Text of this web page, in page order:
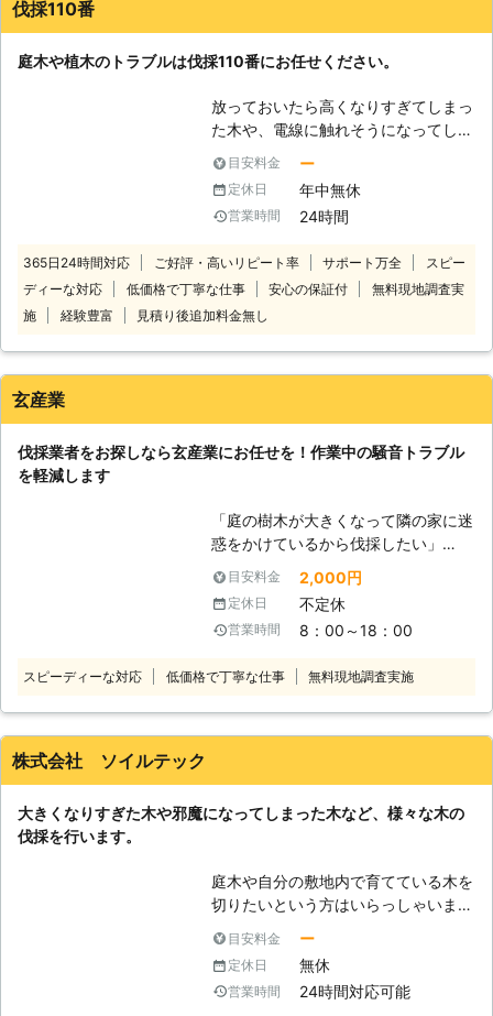
ので、ご安心ください。 伐採作業以
ら、弊社までお気軽にお問い合わせく
ださい。
伐採110番
庭木や植木のトラブルは伐採110番にお任せください。
放っておいたら高くなりすぎてしまっ
た木や、電線に触れそうになってしま
っている木など、ご自分では手に負え
なくなってしまった木はありません
か？ 伐採110番では、1本から伐採、
抜根をお受けします。 一人で悩まず
24時間365日、無料でお電話でのご
相談をお受けしております。 【伐採
110番の4つの強み】 ・庭木や植木1本
けでも伐採、抜根をさせていただきま
「仕事で立ち合える時間がない」、
「実家が遠い」などの立ち合いが難し
いたします。 高くて手の届かない場
所や、危険な場所などでも大丈夫で
す！熟練の技術を持ったスタッフがど
んな場所でも作業いたします。 ・現
地調査や見積りは無料です。 伐採110
番では分かりやすい料金設定でお見積
後に追加料金が発生することはありま
目安料金 ー
定休日 年中無休
営業時間 24時間
365日24時間対応 ご好評・高いリピート率 サポート万全
スピー
ディーな対応
低価格で丁寧な仕事 安心の保証付
無料現地調査実
施
経験豊富 見積り後追加料金無し
玄産業
伐採業者をお探しなら玄産業にお任せを！作業中の騒音トラブル
を軽減します
「庭の樹木が大きくなって隣の家に迷
惑をかけているから伐採したい」
「お庭を広くしたいから庭木を伐採し
てほしい」 「ご近所迷惑にならない
よう騒音が少ない機材で伐採してほし
い」 このようなお悩みで伐採業者を
ださい。当社は現地調査（無料）で樹
いように配慮してほしい」という方に
へのご迷惑にならないよう配慮しつ
つ、効率的に伐採させて頂きます。
その他にも、伐採後の切株にオイルを
塗って保護するほか、ご希望があれば
伐根することもできます。お客様のお
悩みにそって臨機応変に対応しますの
目安料金 2,000円
定休日 不定休
営業時間 8：00～18：00
スピーディーな対応 低価格で丁寧な仕事 無料現地調査実施
株式会社 ソイルテック
大きくなりすぎた木や邪魔になってしまった木など、様々な木の
伐採を行います。
庭木や自分の敷地内で育てている木を
切りたいという方はいらっしゃいませ
の場合は邪魔になったりするなど、自
身の生活で困ることがある場合が多い
のではないでしょうか。 例えば、大
目安料金 ー
定休日 無休
営業時間 24時間対応可能